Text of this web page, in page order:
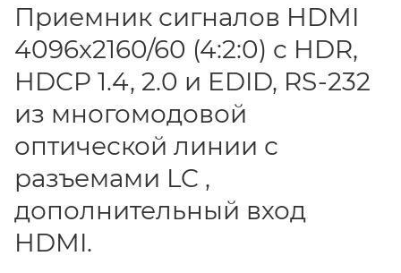
Приемник сигналов HDMI
4096x2160/60 (4:2:0) c HDR,
HDCP 1.4, 2.0 и EDID, RS-232
из многомодовой
оптической линии с
разъемами LC ,
дополнительный вход
HDMI.